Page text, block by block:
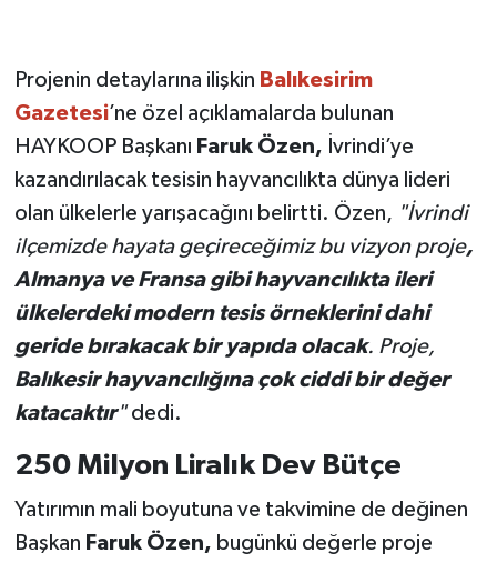
Projenin detaylarına ilişkin Balıkesirim
Gazetesi’ne özel açıklamalarda bulunan
HAYKOOP Başkanı Faruk Özen, İvrindi’ye
kazandırılacak tesisin hayvancılıkta dünya lideri
olan ülkelerle yarışacağını belirtti. Özen, "İvrindi
ilçemizde hayata geçireceğimiz bu vizyon proje,
Almanya ve Fransa gibi hayvancılıkta ileri
ülkelerdeki modern tesis örneklerini dahi
geride bırakacak bir yapıda olacak. Proje,
Balıkesir hayvancılığına çok ciddi bir değer
katacaktır"dedi.
250 Milyon Liralık Dev Bütçe
Yatırımın mali boyutuna ve takvimine de değinen
Başkan Faruk Özen, bugünkü değerle proje